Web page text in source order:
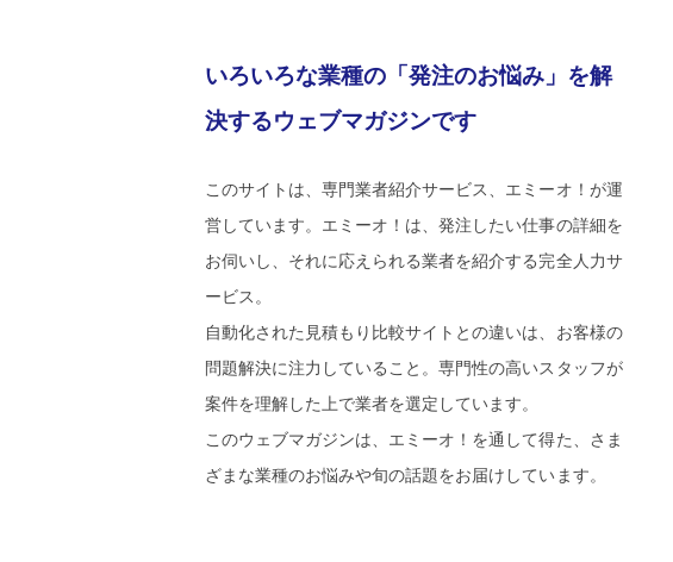
いろいろな業種の「発注のお悩み」を解
決するウェブマガジンです
このサイトは、専門業者紹介サービス、エミーオ！が運
営しています。エミーオ！は、発注したい仕事の詳細を
お伺いし、それに応えられる業者を紹介する完全人力サ
ービス。
自動化された見積もり比較サイトとの違いは、お客様の
問題解決に注力していること。専門性の高いスタッフが
案件を理解した上で業者を選定しています。
このウェブマガジンは、エミーオ！を通して得た、さま
ざまな業種のお悩みや旬の話題をお届けしています。